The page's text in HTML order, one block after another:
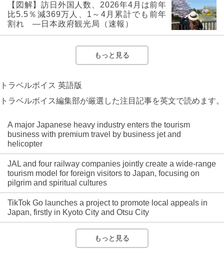
【図解】訪日外国人数、2026年4月は前年
比5.5％減369万人、1～4月累計でも前年
割れ ―日本政府観光局（速報）
もっと見る
トラベルボイス 英語版
トラベルボイス編集部が厳選した注目記事を英文で読めます。
A major Japanese heavy industry enters the tourism
business with premium travel by business jet and
helicopter
JAL and four railway companies jointly create a wide-range
tourism model for foreign visitors to Japan, focusing on
pilgrim and spiritual cultures
TikTok Go launches a project to promote local appeals in
Japan, firstly in Kyoto City and Otsu City
もっと見る